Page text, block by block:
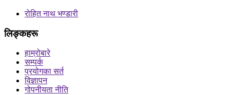
रोहित नाथ भण्डारी
लिङ्कहरू
हाम्रोबारे
सम्पर्क
प्रयोगका सर्त
विज्ञापन
गोपनीयता नीति